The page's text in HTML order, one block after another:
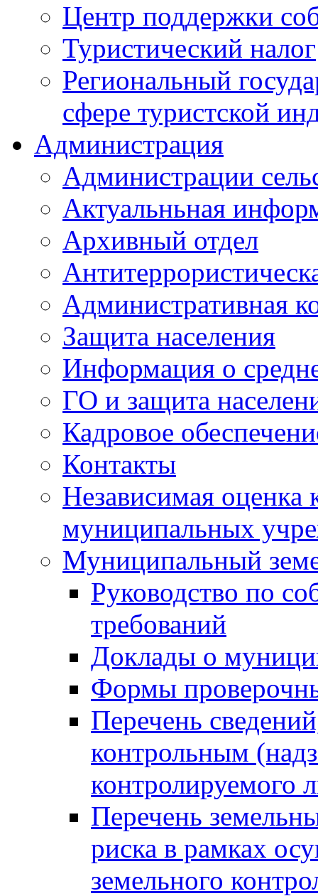
Центр поддержки
Туристический налог
Региональный
сфере туристской
Администрация
Администрации
Актуальньная
Архивный отдел
Административная
Защита населения
Информация о
ГО и защита
Кадровое
Контакты
Независимая оценка
муниципальных
Муниципальный
Руководство по
требований
Доклады о
Формы
Перечень
контрольным
контролируемого
Перечень
риска в рамках
земельного